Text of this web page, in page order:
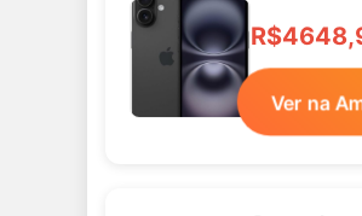
Ver na